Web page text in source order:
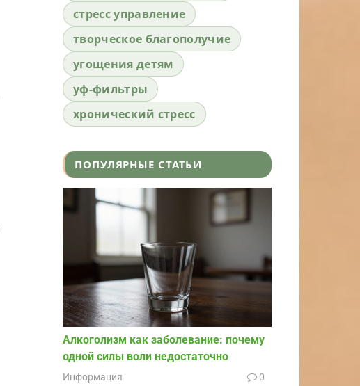
стресс управление
творческое благополучие
угощения детям
уф-фильтры
хронический стресс
ПОПУЛЯРНЫЕ СТАТЬИ
Алкоголизм как заболевание: почему
одной силы воли недостаточно
Информация 0